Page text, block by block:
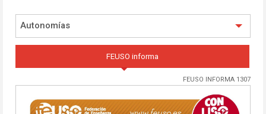
Autonomías
FEUSO informa
FEUSO INFORMA 1307